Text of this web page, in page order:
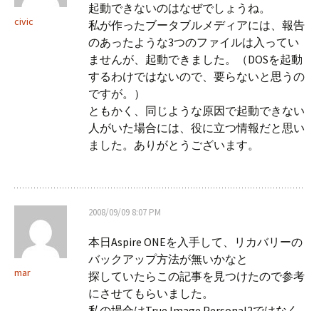
civic
起動できないのはなぜでしょうね。
私が作ったブータブルメディアには、報告
のあったような3つのファイルは入ってい
ませんが、起動できました。（DOSを起動
するわけではないので、要らないと思うの
ですが。）
ともかく、同じような原因で起動できない
人がいた場合には、役に立つ情報だと思い
ました。ありがとうございます。
mar
2008/09/09 8:07 PM
本日Aspire ONEを入手して、リカバリーの
バックアップ方法が無いかなと
探していたらこの記事を見つけたので参考
にさせてもらいました。